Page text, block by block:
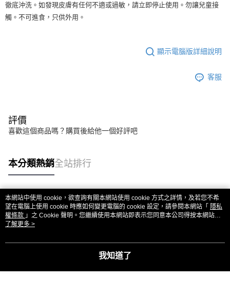
徹底沖洗。如發現皮膚有任何不適或過敏，請立即停止使用。勿讓兒童接
觸。不可進食，只供外用。
顯示電腦版詳細說明
客服
評價
喜歡這個商品嗎？購買後給他一個好評吧
本分類熱銷全站排行
熱門標籤
本網站中使用 cookie，欲查詢有關本網站使用 cookie 方式之詳情，及若您不希
望在電腦上使用 cookie 時應如何變更電腦的 cookie 設定，請參閱本網站「 隱私
權條款 」之 Cookie 聲明。您繼續使用本網站即表示您同意本公司得按本網站使
用條款之 Cookie 聲明使用 cookie。
了解更多 >
我知道了